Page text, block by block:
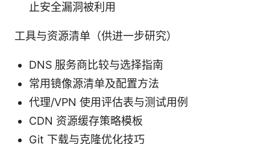
止安全漏洞被利用
工具与资源清单（供进一步研究）
DNS 服务商比较与选择指南
常用镜像源清单及配置方法
代理/VPN 使用评估表与测试用例
CDN 资源缓存策略模板
Git 下载与克隆优化技巧